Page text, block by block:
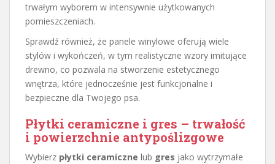
trwałym wyborem w intensywnie użytkowanych
pomieszczeniach.
Sprawdź również, że panele winylowe oferują wiele
stylów i wykończeń, w tym realistyczne wzory imitujące
drewno, co pozwala na stworzenie estetycznego
wnętrza, które jednocześnie jest funkcjonalne i
bezpieczne dla Twojego psa.
Płytki ceramiczne i gres – trwałość
i powierzchnie antypoślizgowe
Wybierz płytki ceramiczne lub gres jako wytrzymałe